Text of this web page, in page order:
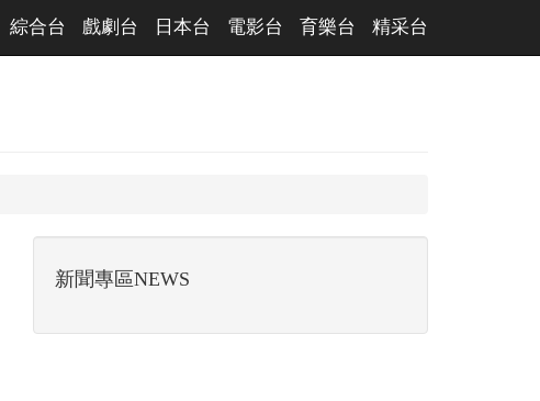
綜合台 戲劇台 日本台 電影台 育樂台 精采台
新聞專區NEWS